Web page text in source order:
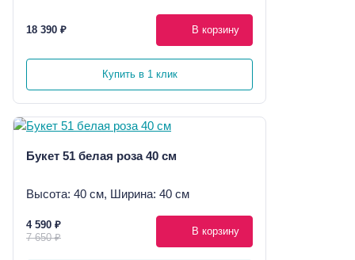
18 390 ₽ В корзину
Купить в 1 клик
Букет 51 белая роза 40 см
Высота: 40 см, Ширина: 40 см
4 590 ₽
7 650 ₽
В корзину